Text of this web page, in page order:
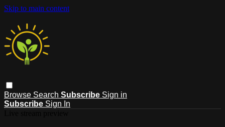
Skip to main content
Browse Search Subscribe Sign in
Subscribe Sign In